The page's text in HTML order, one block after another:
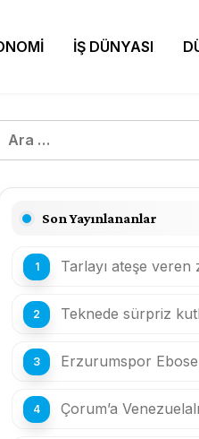
İŞ DÜNYASI
Arama:
Son Yayınlananlar
Tarlayı ateşe veren
Teknede sürpriz
Erzurumspor
Çorum’a